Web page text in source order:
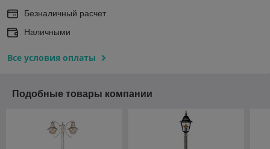
Безналичный расчет
Наличными
Все условия оплаты
Подобные товары компании